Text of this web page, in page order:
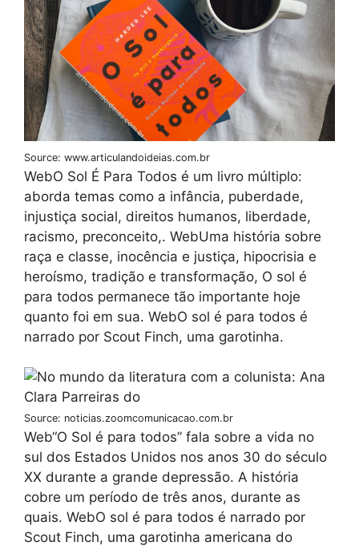
Source: www.articulandoideias.com.br
WebO Sol É Para Todos é um livro múltiplo:
aborda temas como a infância, puberdade,
injustiça social, direitos humanos, liberdade,
racismo, preconceito,. WebUma história sobre
raça e classe, inocência e justiça, hipocrisia e
heroísmo, tradição e transformação, O sol é
para todos permanece tão importante hoje
quanto foi em sua. WebO sol é para todos é
narrado por Scout Finch, uma garotinha.
Source: noticias.zoomcomunicacao.com.br
Web“O Sol é para todos” fala sobre a vida no
sul dos Estados Unidos nos anos 30 do século
XX durante a grande depressão. A história
cobre um período de três anos, durante as
quais. WebO sol é para todos é narrado por
Scout Finch, uma garotinha americana do